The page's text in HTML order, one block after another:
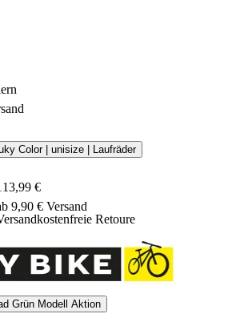
Color | unisize | Laufräder
€
9,90 € Versand
Retoure
Grün Modell Aktion